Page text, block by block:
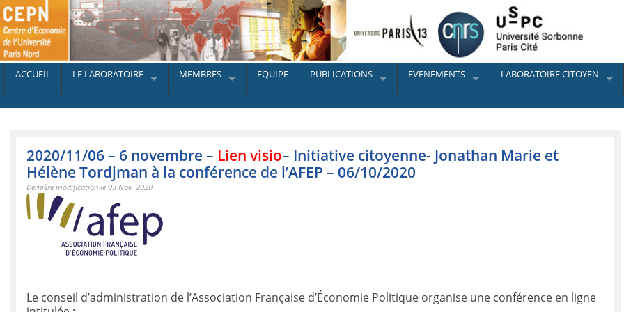
ACCUEIL LE LABORATOIRE MEMBRES EQUIPE PUBLICATIONS EVENEMENTS LABORATOIRE CITOYEN
2020/11/06 – 6 novembre – Lien visio– Initiative citoyenne- Jonathan Marie et
Hélène Tordjman à la conférence de l’AFEP – 06/10/2020
Dernière modification le 03 Nov. 2020
Le conseil d’administration de l’Association Française d’Économie Politique organise une conférence en ligne